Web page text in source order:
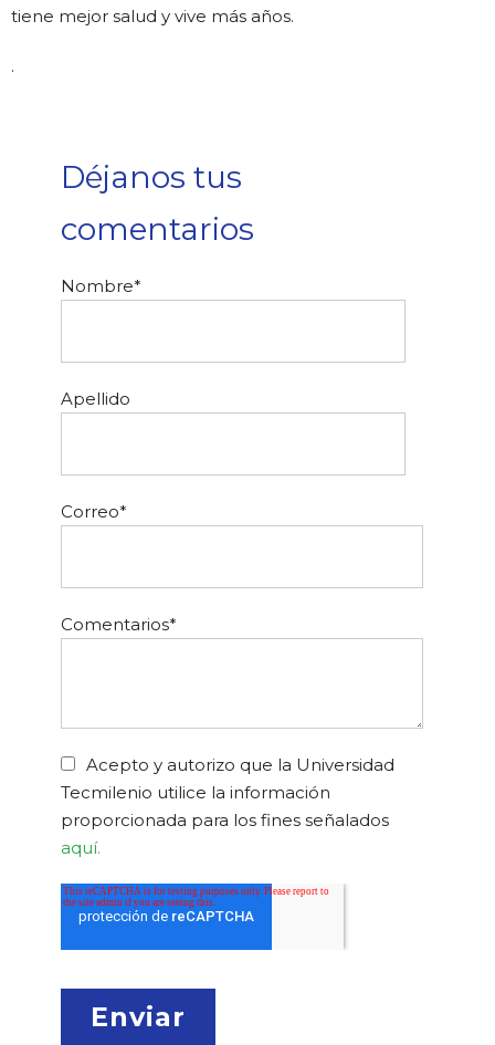
tiene mejor salud y vive más años.
.
Déjanos tus
comentarios
Nombre*
Apellido
Correo*
Comentarios*
Acepto y autorizo que la Universidad
Tecmilenio utilice la información
proporcionada para los fines señalados
aquí.